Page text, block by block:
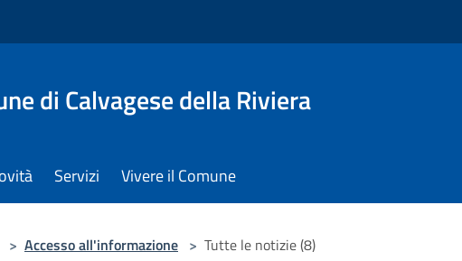
di Calvagese della Riviera
Servizi Vivere il Comune
> Accesso all'informazione > Tutte le notizie (8)